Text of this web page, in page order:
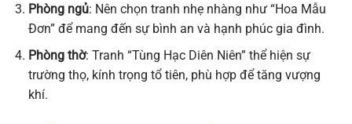
Phòng ngủ: Nên chọn tranh nhẹ nhàng như “Hoa Mẫu
Đơn” để mang đến sự bình an và hạnh phúc gia đình.
Phòng thờ: Tranh “Tùng Hạc Diên Niên” thể hiện sự
trường thọ, kính trọng tổ tiên, phù hợp để tăng vượng
khí.